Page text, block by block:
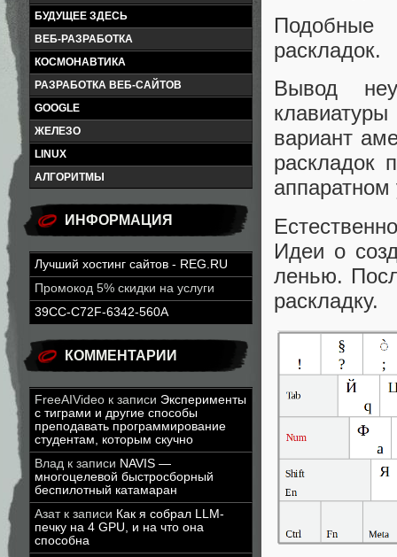
БУДУЩЕЕ ЗДЕСЬ
ВЕБ-РАЗРАБОТКА
КОСМОНАВТИКА
РАЗРАБОТКА ВЕБ-САЙТОВ
GOOGLE
ЖЕЛЕЗО
LINUX
АЛГОРИТМЫ
ИНФОРМАЦИЯ
Лучший хостинг сайтов - REG.RU
Промокод 5% скидки на услуги
39CC-C72F-6342-560A
КОММЕНТАРИИ
FreeAIVideo к записи Эксперименты
с тиграми и другие способы
преподавать программирование
студентам, которым скучно
Влад к записи NAVIS —
многоцелевой быстросборный
беспилотный катамаран
Азатк записи Как я собрал LLM-
печку на 4 GPU, и на что она
способна
Подобные
раскладок.
Вывод
вариант
раскладок
аппаратном
Идеи о
ленью.
раскладку.